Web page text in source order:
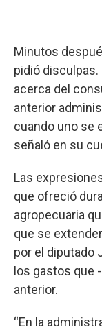
Minutos
pidió disculpas.
acerca del
anterior
cuando uno se
señaló en su
Las
que ofreció
agropecuaria
que se
por el diputado
los gastos que
anterior.
“En la